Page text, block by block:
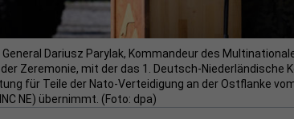
General Dariusz Parylak, Kommandeur des
Zeremonie, mit der das 1. Deutsch-Niederländische
für Teile der Nato-Verteidigung an der Ostflanke
NE) übernimmt. (Foto: dpa)